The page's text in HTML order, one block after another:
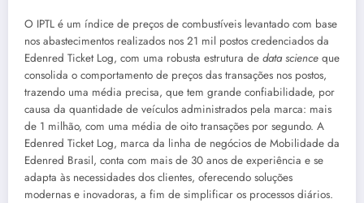
O IPTL é um índice de preços de combustíveis levantado com base
nos abastecimentos realizados nos 21 mil postos credenciados da
Edenred Ticket Log, com uma robusta estrutura de data science que
consolida o comportamento de preços das transações nos postos,
trazendo uma média precisa, que tem grande confiabilidade, por
causa da quantidade de veículos administrados pela marca: mais
de 1 milhão, com uma média de oito transações por segundo. A
Edenred Ticket Log, marca da linha de negócios de Mobilidade da
Edenred Brasil, conta com mais de 30 anos de experiência e se
adapta às necessidades dos clientes, oferecendo soluções
modernas e inovadoras, a fim de simplificar os processos diários.